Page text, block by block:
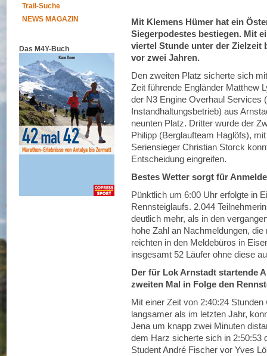
Trail-Suche
NEWS MAGAZIN
Das M4Y-Buch
Mit Klemens Hümer hat ein
Siegerpodestes bestiegen. Mit
viertel Stunde unter der Zielzeit
vor zwei Jahren.
Den zweiten Platz sicherte sich
Zeit führende Engländer Matthew
der N3 Engine Overhaul Services
Instandhaltungsbetrieb) aus
neunten Platz. Dritter wurde der
Philipp (Berglaufteam Haglöfs),
Seriensieger Christian Storck
Entscheidung eingreifen.
Bestes Wetter sorgt für
Pünktlich um 6:00 Uhr erfolgte in
Rennsteiglaufs. 2.044
deutlich mehr, als in den
hohe Zahl an Nachmeldungen,
reichten in den Meldebüros in
insgesamt 52 Läufer ohne diese
Der für Lok Arnstadt startende
zweiten Mal in Folge den
Mit einer Zeit von 2:40:24
langsamer als im letzten Jahr,
Jena um knapp zwei Minuten
dem Harz sicherte sich in 2:50:53
Student André Fischer vor Yves